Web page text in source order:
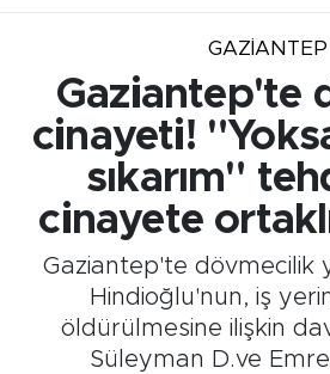
GAZIANTEP
Gaziantep'te
cinayeti!
sıkarım"
cinayete
Gaziantep'te dövmecilik
Hindioğlu'nun, iş
öldürülmesine ilişkin
Süleyman D.ve
Süper Lig Puan Durumu
Tüm Manşetler
Son Dakika Haberleri
Haber Arşivi